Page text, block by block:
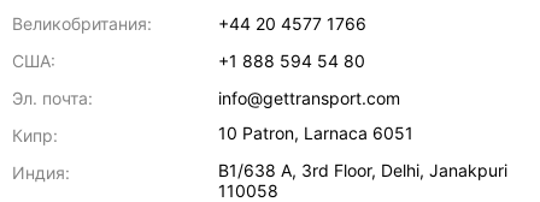
Великобритания:
+44 20 4577 1766
США:
+1 888 594 54 80
Эл. почта:
info@gettransport.com
Кипр:
10 Patron, Larnaca 6051
Индия:
B1/638 A, 3rd Floor, Delhi,Janakpuri
110058